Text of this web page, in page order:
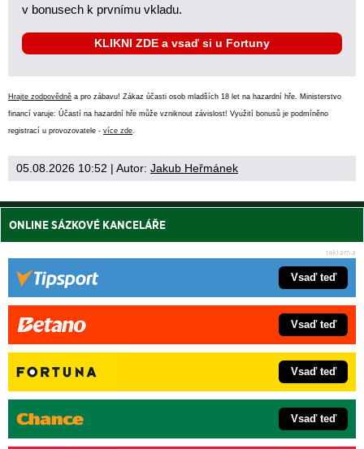
v bonusech k prvnímu vkladu.
KLIKNI ZDE a vsaď si u Fortuny
Hrajte zodpovědně a pro zábavu! Zákaz účasti osob mladších 18 let na hazardní hře. Ministerstvo
financí varuje: Účastí na hazardní hře může vzniknout závislost! Využití bonusů je podmíněno
registrací u provozovatele - více zde.
05.08.2026 10:52 | Autor: Jakub Heřmánek
ONLINE SÁZKOVÉ KANCELÁŘE
Vsaď teď
Vsaď teď
Vsaď teď
Vsaď teď